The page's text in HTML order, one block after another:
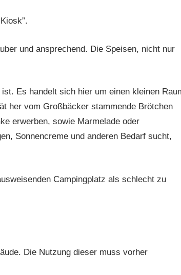
und ansprechend. Die Speisen, nicht nur
Es handelt sich hier um einen kleinen
her vom Großbäcker stammende Brötchen
erwerben, sowie Marmelade oder
Sonnencreme und anderen Bedarf sucht,
Campingplatz als schlecht zu
Die Nutzung dieser muss vorher